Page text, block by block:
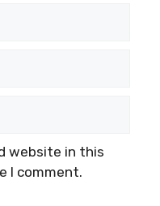
website in this
I comment.